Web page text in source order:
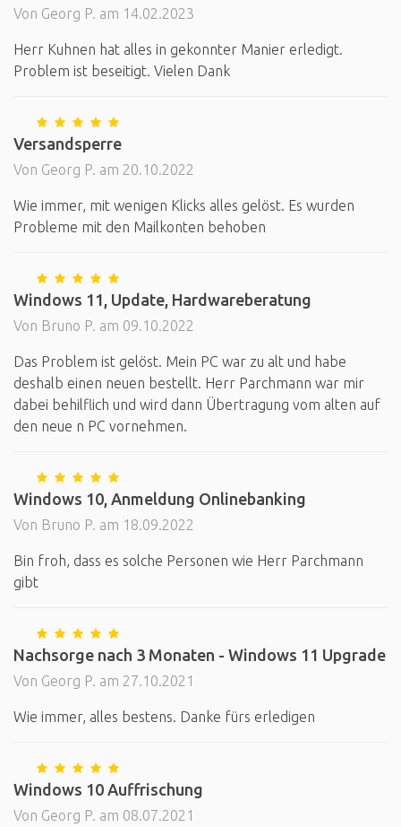
Von Georg P. am 14.02.2023
Herr Kuhnen hat alles in gekonnter Manier erledigt.
Problem ist beseitigt. Vielen Dank
Versandsperre
Von Georg P. am 20.10.2022
Wie immer, mit wenigen Klicks alles gelöst. Es wurden
Probleme mit den Mailkonten behoben
Windows 11, Update, Hardwareberatung
Von Bruno P. am 09.10.2022
Das Problem ist gelöst. Mein PC war zu alt und habe
deshalb einen neuen bestellt. Herr Parchmann war mir
dabei behilflich und wird dann Übertragung vom alten auf
den neue n PC vornehmen.
Windows 10, Anmeldung Onlinebanking
Von Bruno P. am 18.09.2022
Bin froh, dass es solche Personen wie Herr Parchmann
gibt
Nachsorge nach 3 Monaten - Windows 11 Upgrade
Von Georg P. am 27.10.2021
Wie immer, alles bestens. Danke fürs erledigen
Windows 10 Auffrischung
Von Georg P. am 08.07.2021